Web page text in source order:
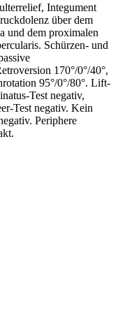
Integument
über dem
und dem proximalen
Schürzen- und
170°/0°/40°,
95°/0°/80°. Lift-
Test negativ,
Test negativ. Kein
Periphere